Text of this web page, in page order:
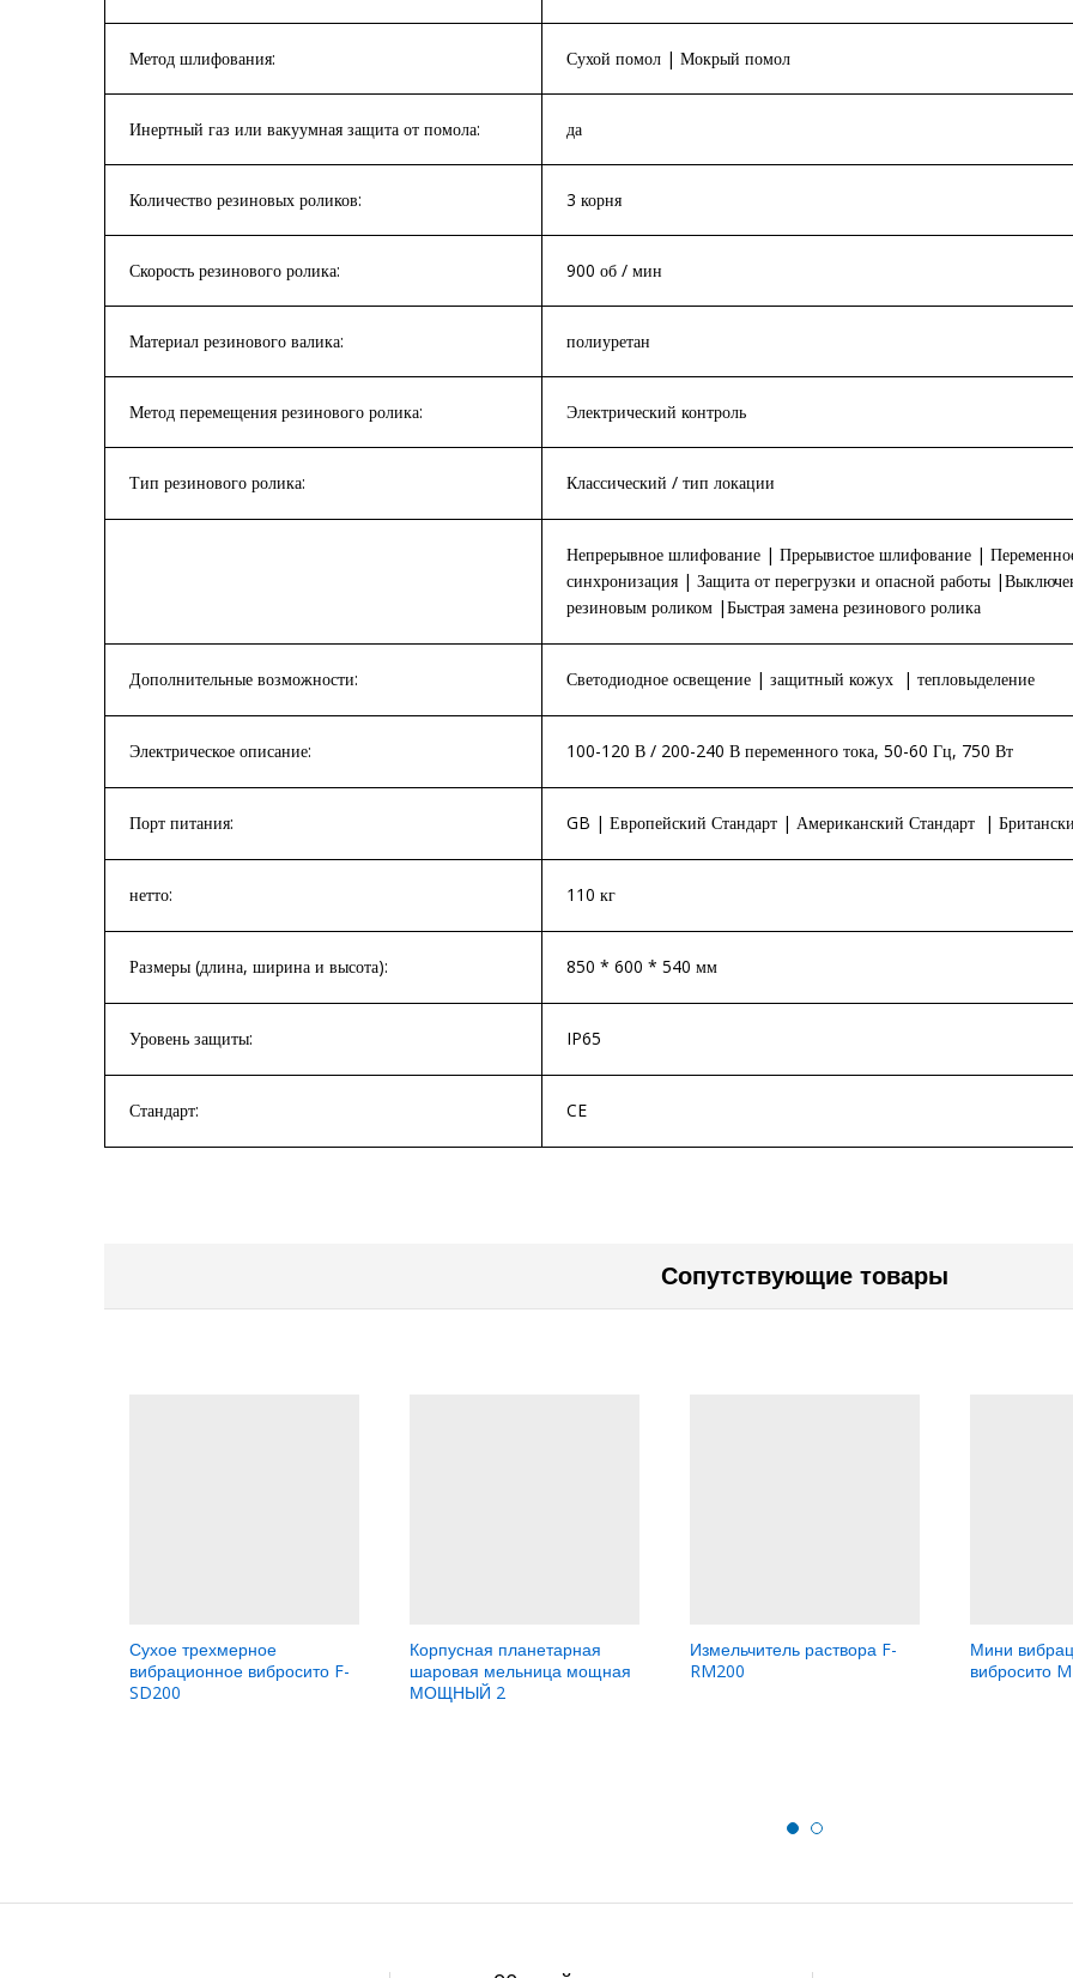
Метод шлифования: Сухой помол | Мокрый помол
Инертный газ или вакуумная защита от помола: да
Количество резиновых роликов: 3 корня
Скорость резинового ролика: 900 об / мин
Материал резинового валика: полиуретан
Метод перемещения резинового ролика: Электрический контроль
Тип резинового ролика: Классический / тип локации
Непрерывное шлифование | Прерывистое шлифование |
синхронизация | Защита от перегрузки и опасной работы
резиновым роликом |Быстрая замена резинового ролика
Дополнительные возможности: Светодиодное освещение | защитный кожух | тепловыделение
Электрическое описание: 100-120 В / 200-240 В переменного тока, 50-60 Гц, 750 Вт
Порт питания: GB | Европейский Стандарт | Американский Стандарт |
нетто: 110 кг
Размеры (длина, ширина и высота): 850 * 600 * 540 мм
Уровень защиты: IP65
Стандарт: CE
Сопутствующие товары
Сухое трехмерное
вибрационное вибросито F-
SD200
Корпусная планетарная
шаровая мельница мощная
МОЩНЫЙ 2
Измельчитель раствора F-
RM200
Мини
вибросито